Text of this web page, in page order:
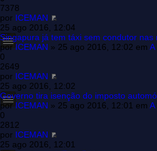
7378
por ICEMAN
25 ago 2016, 12:04
Singapura já tem táxi sem condutor nas
porICEMAN » 25 ago 2016, 12:02 em A
0
2649
por ICEMAN
25 ago 2016, 12:02
Governo tira isenção do imposto
porICEMAN » 25 ago 2016, 12:01 em A
0
2812
por ICEMAN
25 ago 2016, 12:01